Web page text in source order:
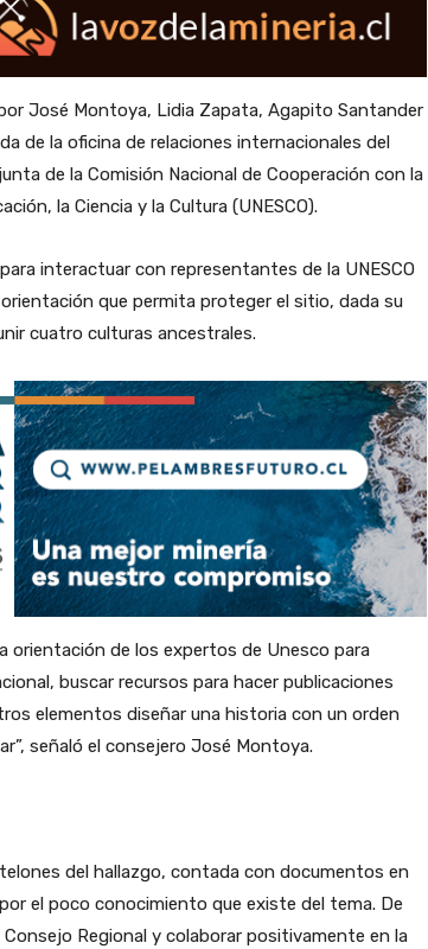
José Montoya, Lidia Zapata, Agapito Santander
de la oficina de relaciones internacionales del
de la Comisión Nacional de Cooperación con la
la Ciencia y la Cultura (UNESCO).
interactuar con representantes de la UNESCO
que permita proteger el sitio, dada su
cuatro culturas ancestrales.
orientación de los expertos de Unesco para
buscar recursos para hacer publicaciones
elementos diseñar una historia con un orden
señaló el consejero José Montoya.
del hallazgo, contada con documentos en
el poco conocimiento que existe del tema. De
Regional y colaborar positivamente en la